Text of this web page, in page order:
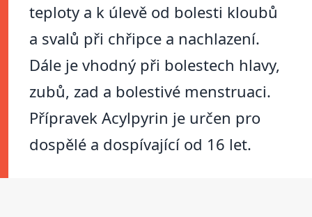
teploty a k úlevě od bolesti kloubů
a svalů při chřipce a nachlazení.
Dále je vhodný při bolestech hlavy,
zubů, zad a bolestivé menstruaci.
Přípravek Acylpyrin je určen pro
dospělé a dospívající od 16 let.